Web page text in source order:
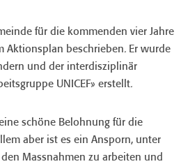
für die kommenden vier Jahre
Aktionsplan beschrieben. Er wurde
und der interdisziplinär
UNICEF» erstellt.
schöne Belohnung für die
aber ist es ein Ansporn, unter
Massnahmen zu arbeiten und